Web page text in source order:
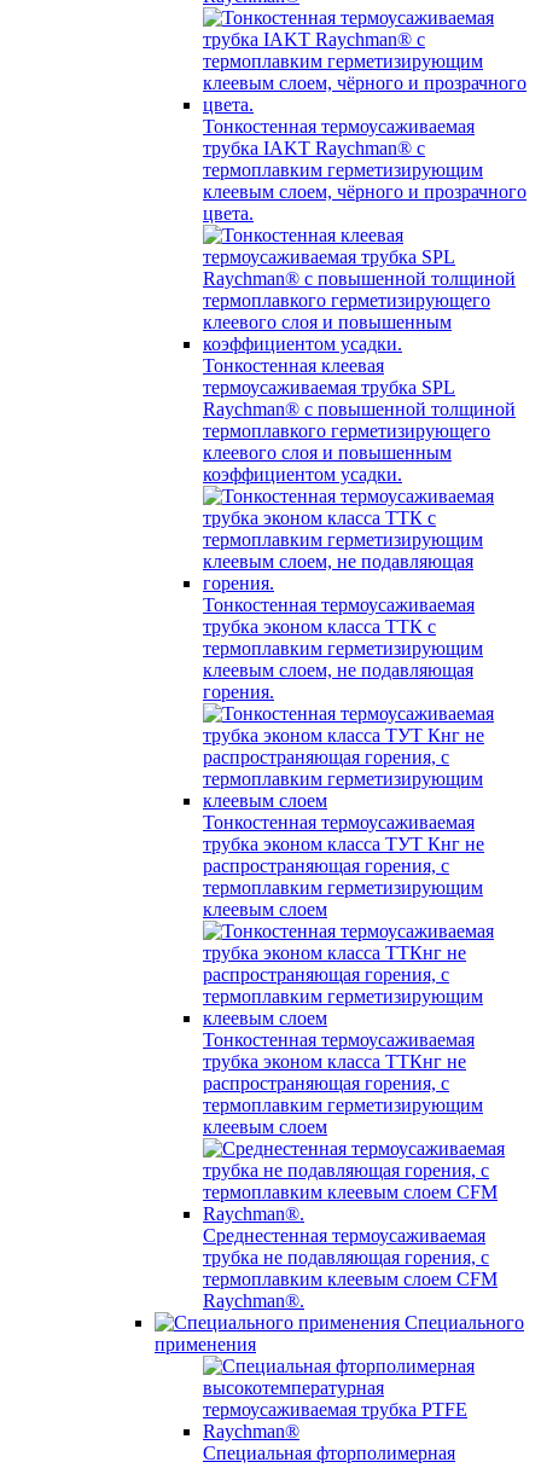
Тонкостенная термоусаживаемая
трубка IAKT Raychman® с
термоплавким герметизирующим
клеевым слоем, чёрного и прозрачного
цвета.
Тонкостенная клеевая
термоусаживаемая трубка SPL
Raychman® с повышенной толщиной
термоплавкого герметизирующего
клеевого слоя и повышенным
коэффициентом усадки.
Тонкостенная термоусаживаемая
трубка эконом класса ТТК с
термоплавким герметизирующим
клеевым слоем, не подавляющая
горения.
Тонкостенная термоусаживаемая
трубка эконом класса ТУТ Кнг не
распространяющая горения, с
термоплавким герметизирующим
клеевым слоем
Тонкостенная термоусаживаемая
трубка эконом класса ТТКнг не
распространяющая горения, с
термоплавким герметизирующим
клеевым слоем
Среднестенная термоусаживаемая
трубка не подавляющая горения, с
термоплавким клеевым слоем CFM
Raychman®.
Специального
применения
Специальная фторполимерная